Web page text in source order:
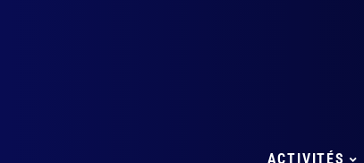
ACTIVITÉS